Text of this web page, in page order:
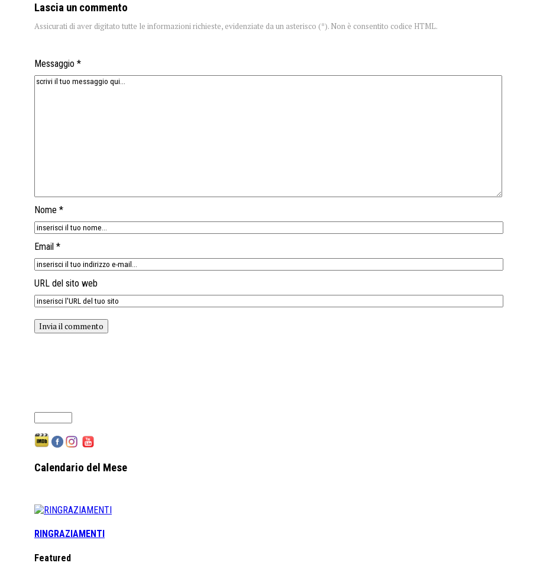
Lascia un commento
Assicurati di aver digitato tutte le informazioni richieste, evidenziate da un asterisco (*). Non è consentito codice HTML.
Messaggio *
Nome *
Email *
URL del sito web
Calendario del Mese
RINGRAZIAMENTI
Featured